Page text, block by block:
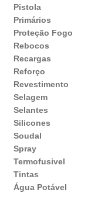
Pistola
Primários
Proteção Fogo
Rebocos
Recargas
Reforço
Revestimento
Selagem
Selantes
Silicones
Soudal
Spray
Termofusivel
Tintas
Água Potável